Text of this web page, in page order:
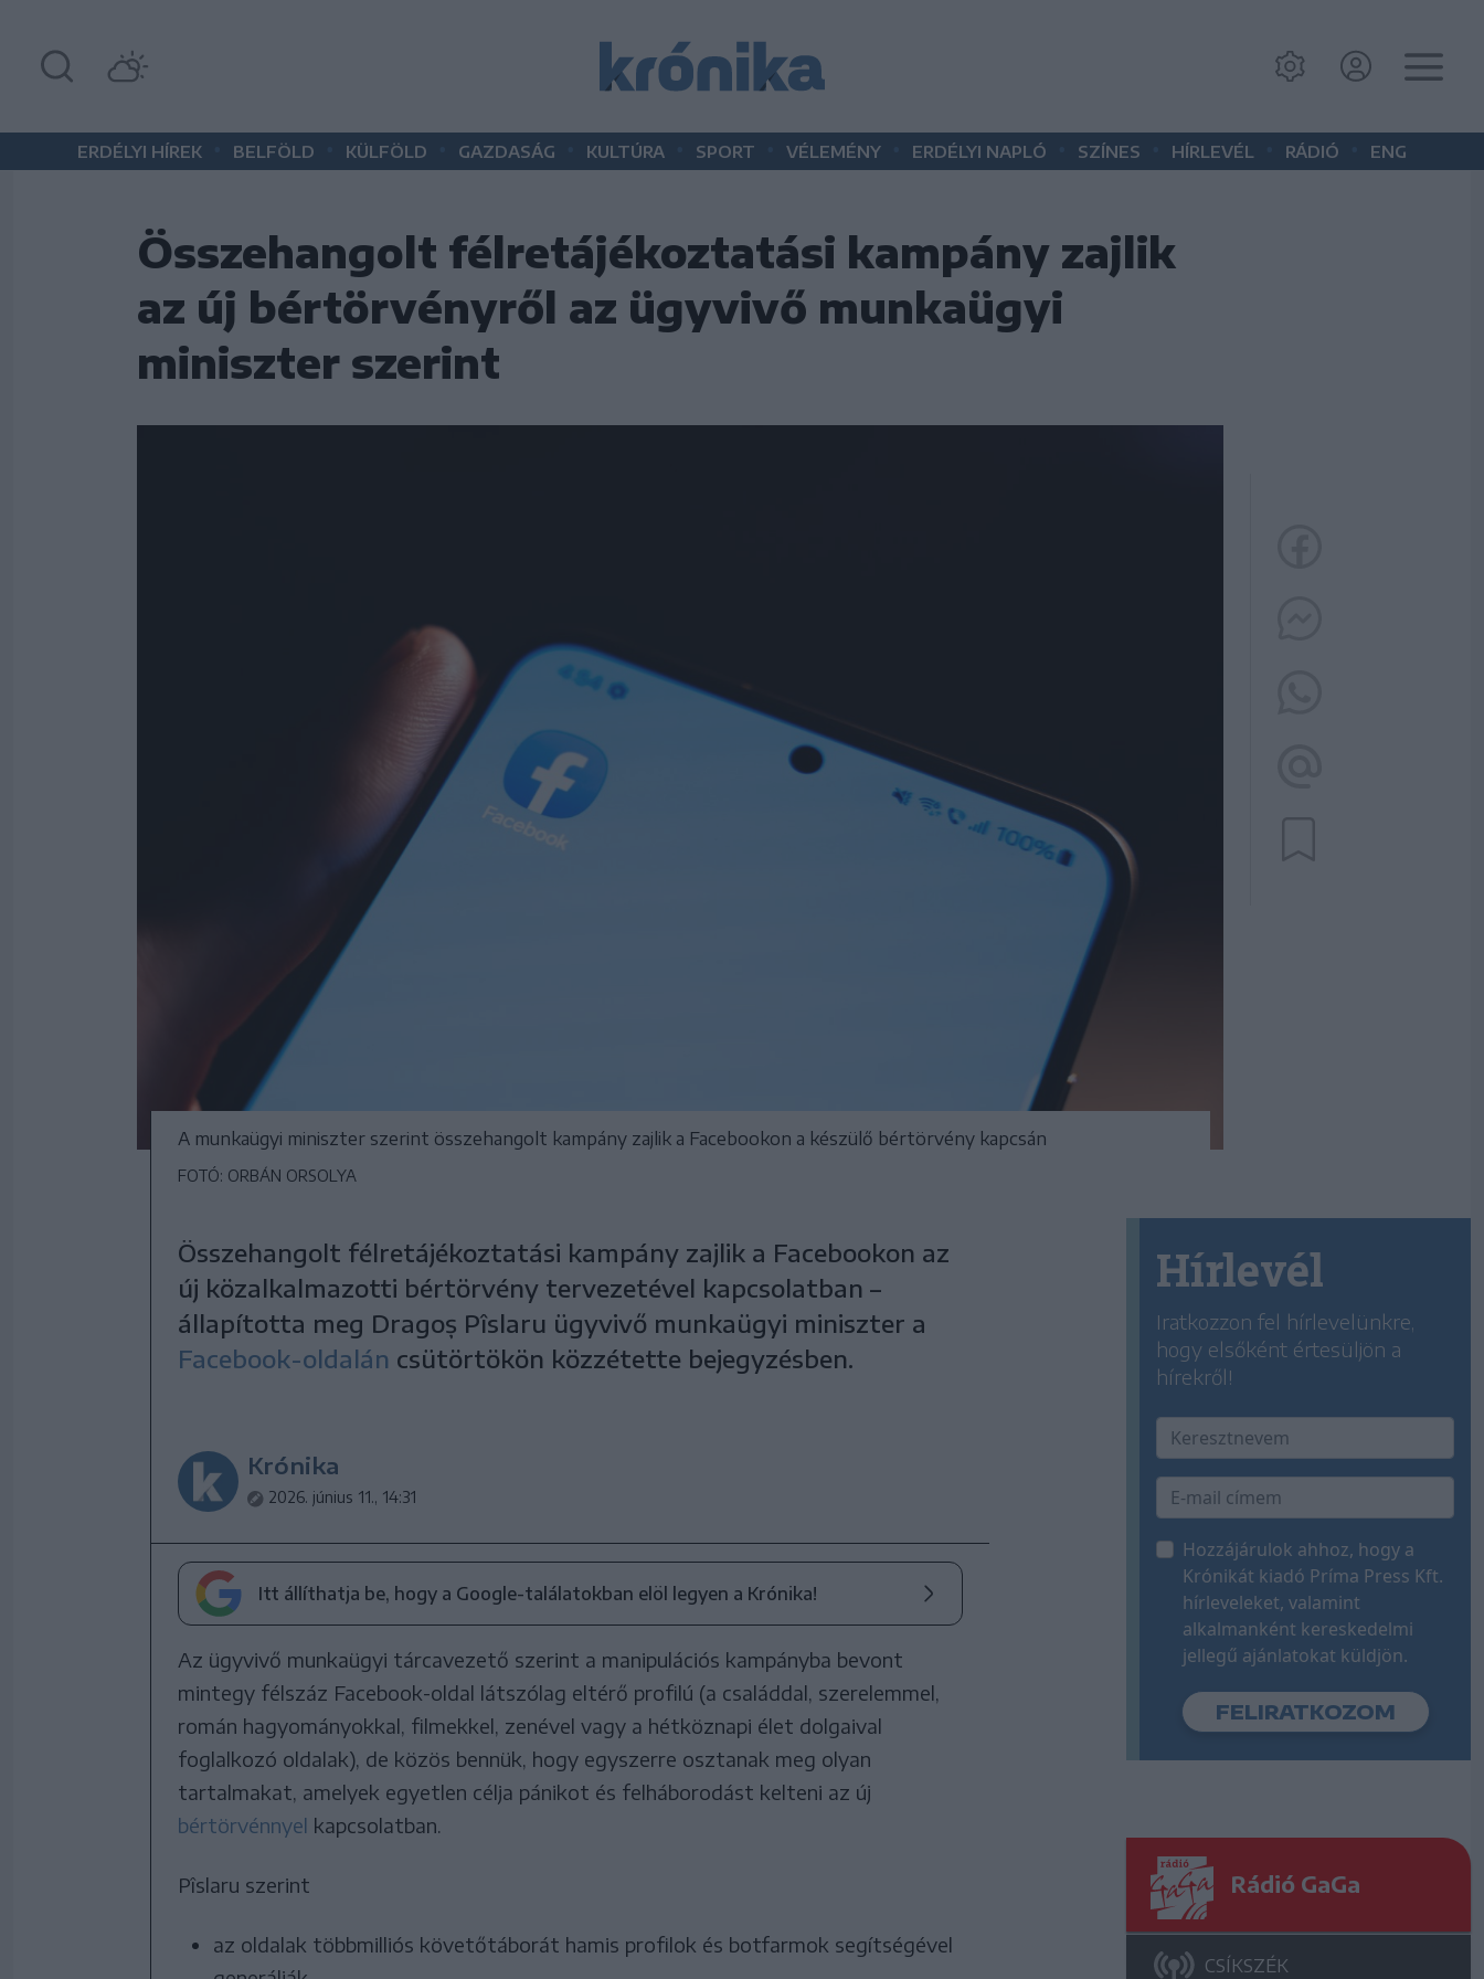
ERDÉLYI HÍREK BELFÖLD KÜLFÖLD GAZDASÁG KULTÚRA SPORT VÉLEMÉNY ERDÉLYI NAPLÓ SZÍNES HÍRLEVÉL RÁDIÓ ENG
Összehangolt félretájékoztatási kampány zajlik
az új bértörvényről az ügyvivő munkaügyi
miniszter szerint
A munkaügyi miniszter szerint összehangolt kampány zajlik a Facebookon a készülő bértörvény kapcsán
FOTÓ: ORBÁN ORSOLYA
Összehangolt félretájékoztatási kampány zajlik a Facebookon az
új közalkalmazotti bértörvény tervezetével kapcsolatban –
állapította meg Dragoș Pîslaru ügyvivő munkaügyi miniszter a
Facebook-oldalán csütörtökön közzétette bejegyzésben.
Krónika
2026. június 11., 14:31
Itt állíthatja be, hogy a Google-találatokban elöl legyen a Krónika!
Az ügyvivő munkaügyi tárcavezető szerint a manipulációs kampányba bevont
mintegy félszáz Facebook-oldal látszólag eltérő profilú (a családdal, szerelemmel,
román hagyományokkal, filmekkel, zenével vagy a hétköznapi élet dolgaival
foglalkozó oldalak), de közös bennük, hogy egyszerre osztanak meg olyan
tartalmakat, amelyek egyetlen célja pánikot és felháborodást kelteni az új
bértörvénnyel kapcsolatban.
Pîslaru szerint
az oldalak többmilliós követőtáborát hamis profilok és botfarmok segítségével
Hírlevél
Iratkozzon fel hírlevelünkre,
hogy elsőként értesüljön a
hírekről!
Hozzájárulok ahhoz, hogy a
Krónikát kiadó Príma Press Kft.
hírleveleket, valamint
alkalmanként kereskedelmi
jellegű ajánlatokat küldjön.
Rádió GaGa
CSÍKSZÉK